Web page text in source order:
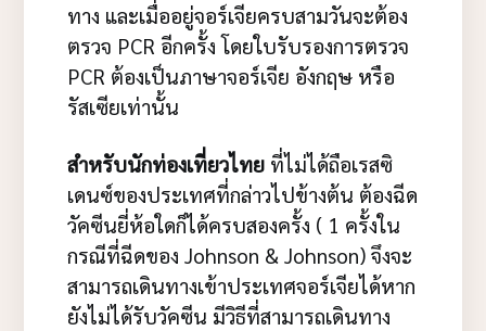
ทาง และเมื่ออยู่จอร์เจียครบสามวันจะต้อง
ตรวจ PCR อีกครั้ง โดยใบรับรองการตรวจ
PCR ต้องเป็นภาษาจอร์เจีย อังกฤษ หรือ
รัสเซียเท่านั้น
สำหรับนักท่องเที่ยวไทย ที่ไม่ได้ถือเรสซิ
เดนซ์ของประเทศที่กล่าวไปข้างต้น ต้องฉีด
วัคซีนยี่ห้อใดก็ได้ครบสองครั้ง ( 1 ครั้งใน
กรณีที่ฉีดของ Johnson & Johnson) จึงจะ
สามารถเดินทางเข้าประเทศจอร์เจียได้หาก
ยังไม่ได้รับวัคซีน มีวิธีที่สามารถเดินทาง